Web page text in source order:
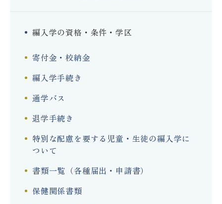
編入学の資格・条件・学区
寄付金・校納金
編入学手続き
通学バス
退学手続き
特別な配慮を要する児童・生徒の編入学に
ついて
書類一覧（各種届出・申請書）
保健関係書類